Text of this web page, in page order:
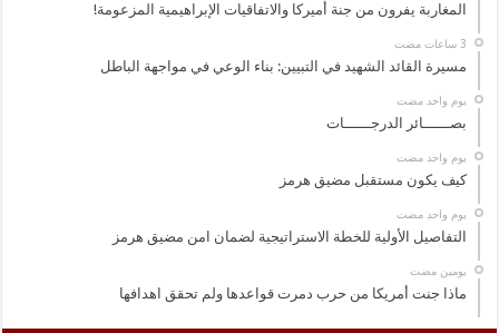
المغاربة يفرون من جنة أميركا والاتفاقيات الإبراهيمية المزعومة!
مسيرة القائد الشهيد في التبيين: بناء الوعي في مواجهة الباطل
‏يوم واحد مضت
بصــــــائر الدرجــــــات
‏يوم واحد مضت
كيف يكون مستقبل مضيق هرمز
‏يوم واحد مضت
التفاصيل الأولية للخطة الاستراتيجية لضمان امن مضيق هرمز
‏يومين مضت
ماذا جنت أمريكا من حرب دمرت قواعدها ولم تحقق اهدافها